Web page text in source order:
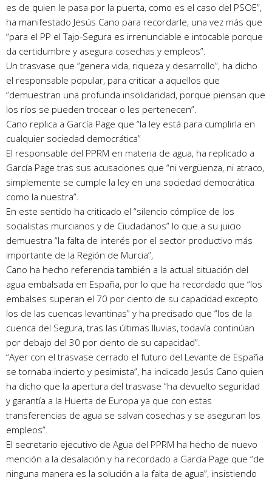
es de quien le pasa por la puerta, como es el caso del PSOE”,
ha manifestado Jesús Cano para recordarle, una vez más que
“para el PP el Tajo-Segura es irrenunciable e intocable porque
da certidumbre y asegura cosechas y empleos”.
Un trasvase que “genera vida, riqueza y desarrollo”, ha dicho
el responsable popular, para criticar a aquellos que
“demuestran una profunda insolidaridad, porque piensan que
los ríos se pueden trocear o les pertenecen”.
Cano replica a García Page que “la ley está para cumplirla en
cualquier sociedad democrática”
El responsable del PPRM en materia de agua, ha replicado a
García Page tras sus acusaciones que “ni vergüenza, ni atraco,
simplemente se cumple la ley en una sociedad democrática
como la nuestra”.
En este sentido ha criticado el “silencio cómplice de los
socialistas murcianos y de Ciudadanos” lo que a su juicio
demuestra “la falta de interés por el sector productivo más
importante de la Región de Murcia”,
Cano ha hecho referencia también a la actual situación del
agua embalsada en España, por lo que ha recordado que “los
embalses superan el 70 por ciento de su capacidad excepto
los de las cuencas levantinas” y ha precisado que “los de la
cuenca del Segura, tras las últimas lluvias, todavía continúan
por debajo del 30 por ciento de su capacidad”.
“Ayer con el trasvase cerrado el futuro del Levante de España
se tornaba incierto y pesimista”, ha indicado Jesús Cano quien
ha dicho que la apertura del trasvase “ha devuelto seguridad
y garantía a la Huerta de Europa ya que con estas
transferencias de agua se salvan cosechas y se aseguran los
empleos”.
El secretario ejecutivo de Agua del PPRM ha hecho de nuevo
mención a la desalación y ha recordado a García Page que “de
ninguna manera es la solución a la falta de agua”, insistiendo